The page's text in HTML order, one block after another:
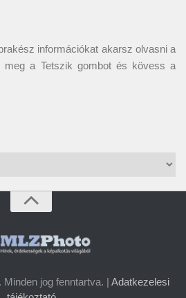
információkat akarsz olvasni a
meg a Tetszik gombot és kövess a
jog fenntartva. | Adatkezelesi